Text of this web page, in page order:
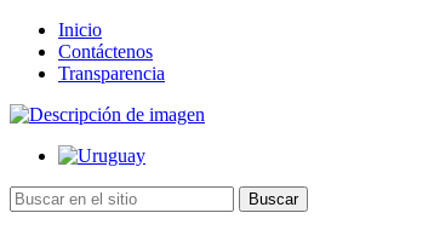
Inicio
Contáctenos
Transparencia